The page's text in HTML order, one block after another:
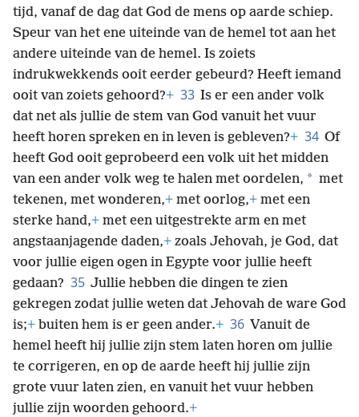
tijd, vanaf de dag dat God de mens op aarde schiep.
Speur van het ene uiteinde van de hemel tot aan het
andere uiteinde van de hemel. Is zoiets
indrukwekkends ooit eerder gebeurd? Heeft iemand
ooit van zoiets gehoord?+ 33 Is er een ander volk
dat net als jullie de stem van God vanuit het vuur
heeft horen spreken en in leven is gebleven?+ 34 Of
heeft God ooit geprobeerd een volk uit het midden
van een ander volk weg te halen met oordelen, * met
tekenen, met wonderen,+ met oorlog,+ met een
sterke hand,+ met een uitgestrekte arm en met
angstaanjagende daden,+ zoals Jehovah, je God, dat
voor jullie eigen ogen in Egypte voor jullie heeft
gedaan? 35 Jullie hebben die dingen te zien
gekregen zodat jullie weten dat Jehovah de ware God
is;+ buiten hem is er geen ander.+ 36 Vanuit de
hemel heeft hij jullie zijn stem laten horen om jullie
te corrigeren, en op de aarde heeft hij jullie zijn
grote vuur laten zien, en vanuit het vuur hebben
jullie zijn woorden gehoord.+